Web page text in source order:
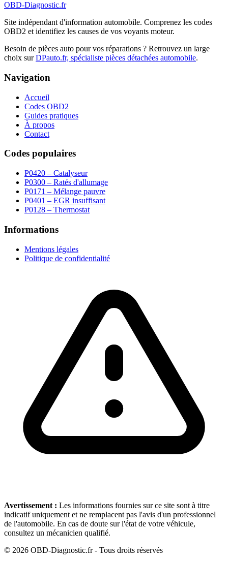
OBD-Diagnostic.fr
Site indépendant d'information automobile. Comprenez les codes
OBD2 et identifiez les causes de vos voyants moteur.
Besoin de pièces auto pour vos réparations ? Retrouvez un large
choix sur DPauto.fr, spécialiste pièces détachées automobile.
Navigation
Accueil
Codes OBD2
Guides pratiques
À propos
Contact
Codes populaires
P0420 – Catalyseur
P0300 – Ratés d'allumage
P0171 – Mélange pauvre
P0401 – EGR insuffisant
P0128 – Thermostat
Informations
Mentions légales
Politique de confidentialité
Avertissement : Les informations fournies sur ce site sont à titre
indicatif uniquement et ne remplacent pas l'avis d'un professionnel
de l'automobile. En cas de doute sur l'état de votre véhicule,
consultez un mécanicien qualifié.
© 2026 OBD-Diagnostic.fr - Tous droits réservés